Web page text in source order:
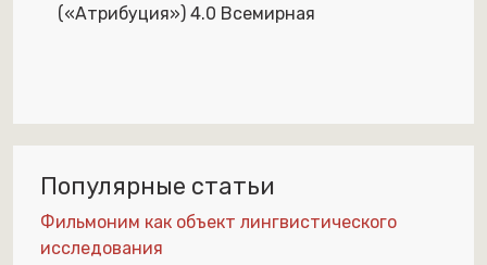
(«Атрибуция») 4.0 Всемирная
Популярные статьи
Фильмоним как объект лингвистического
исследования